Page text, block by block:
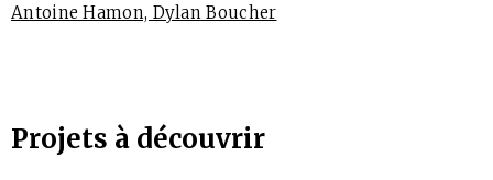
Antoine Hamon, Dylan Boucher
Projets à découvrir